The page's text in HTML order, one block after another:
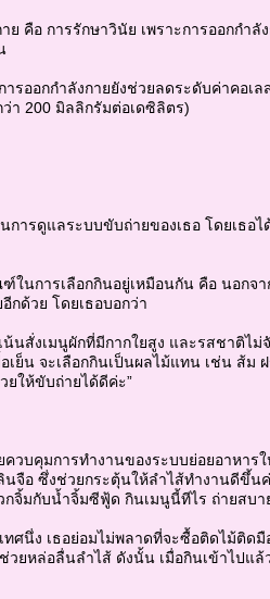
คือ การรักษาวินัย เพราะการออกกำลั
ารออกกำลังกายยังช่วยลดระดับค่าคอ
า 200 มิลลิกรัมต่อเดซิลิตร)
ารดูแลระบบขับถ่ายของเธอ โดยเธอไ
นการเลือกกินอยู่เหมือนกัน คือ นอกจ
กด้วย โดยเธอบอกว่า
น้นสั่งเมนูผักที่มีกากใยสูง และรสชาติไ
ย็น จะเลือกกินเป็นผลไม้แทน เช่น ส้ม
ยให้ขับถ่ายได้ดีค่ะ”
ควบคุมการทำงานของระบบย่อยอาหา
จือ ซึ่งช่วยกระตุ้นให้ลำไส้ทำงานดีขึ้น
จิ้มกับน้ำจิ้มซีฟู้ด กินเมนูนี้ทีไร ถ่ายสบา
ศนึ่ง เธอย่อมไม่พลาดที่จะซื้อติดไม้ติดมื
ยหล่อลื่นลำไส้ ดังนั้น เมื่อกินเข้าไปแล้